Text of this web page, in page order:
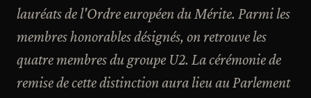
lauréats de l'Ordre européen du Mérite. Parmi les
membres honorables désignés, on retrouve les
quatre membres du groupe U2. La cérémonie de
remise de cette distinction aura lieu au Parlement